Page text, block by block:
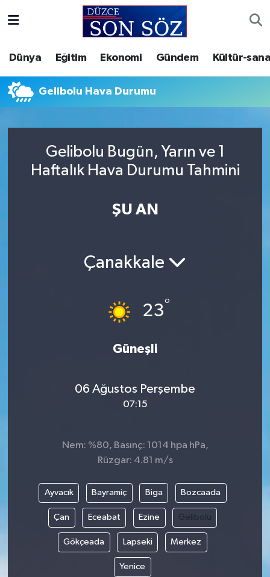
Dünya Eğitim Ekonomi Gündem Kültür-
Gelibolu Hava Durumu
Gelibolu Bugün, Yarın ve 1
Haftalık Hava Durumu Tahmini
ŞU AN
Çanakkale
23°
Güneşli
06 Ağustos Perşembe
07:15
Nem: %80, Basınç: 1014 hpa hPa,
Rüzgar: 4.81 m/s
Ayvacık Bayramiç Biga Bozcaada
Çan Eceabat Ezine Gelibolu
Gökçeada Lapseki Merkez
Yenice
Gizlilik Sözleşmesi
İletişim
Video Galeri
Akçakoca Hava Durumu
Akçakoca Trafik Yoğunluk Haritası
Tüm Manşetler